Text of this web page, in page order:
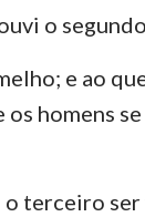
1
o
e ao
homens
terceiro